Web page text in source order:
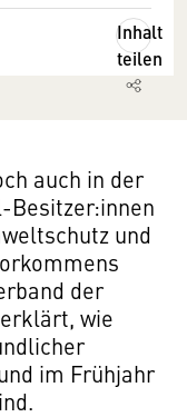
Inhalt
teilen
auch in der
Besitzer:innen
und
der
wie
im Frühjahr